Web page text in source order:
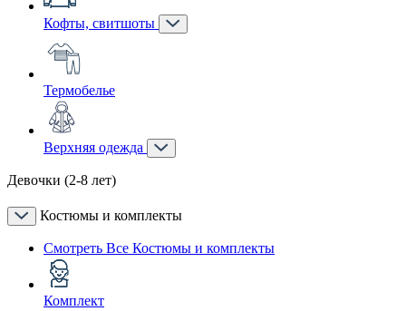
Кофты, свитшоты
Термобелье
Верхняя одежда
Девочки (2-8 лет)
Костюмы и комплекты
Смотреть Все Костюмы и комплекты
Комплект